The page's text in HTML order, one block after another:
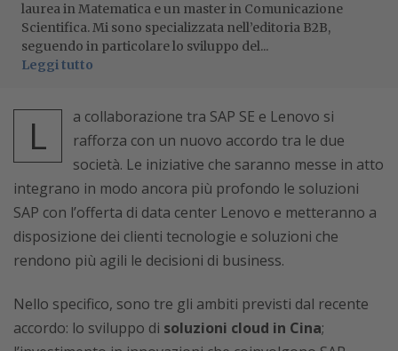
laurea in Matematica e un master in Comunicazione
Scientifica. Mi sono specializzata nell’editoria B2B,
seguendo in particolare lo sviluppo del...
Leggi tutto
L
a collaborazione tra SAP SE e Lenovo si
rafforza con un nuovo accordo tra le due
società. Le iniziative che saranno messe in atto
integrano in modo ancora più profondo le soluzioni
SAP con l’offerta di data center Lenovo e metteranno a
disposizione dei clienti tecnologie e soluzioni che
rendono più agili le decisioni di business.
Nello specifico, sono tre gli ambiti previsti dal recente
accordo: lo sviluppo di soluzioni cloud in Cina;